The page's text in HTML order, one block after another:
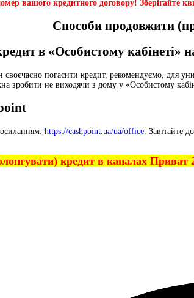
вашого кредитного договору! Зберігайте
Способи продовжити
в «Особистому кабінеті»
погасити кредит, рекомендуємо, для
зробити не виходячи з дому у «Особистому
https://cashpoint.ua/ua/office . Завітайте
кредит в каналах